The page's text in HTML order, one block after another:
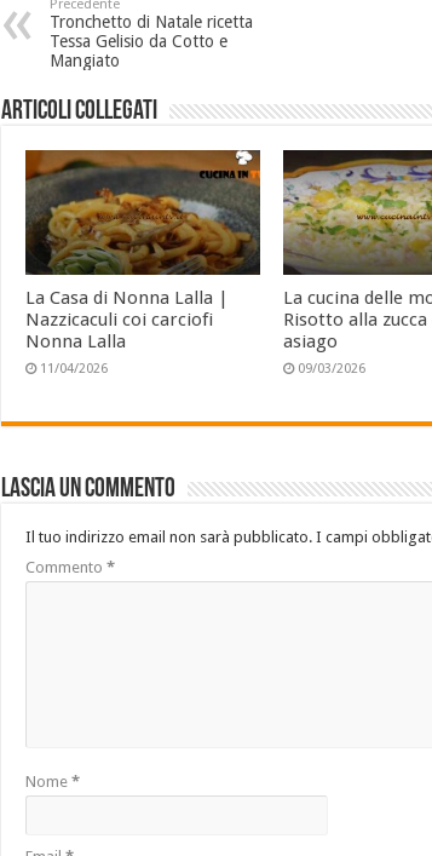
Precedente
Tronchetto di Natale ricetta
Tessa Gelisio da Cotto e
Mangiato
Articoli collegati
La Casa di Nonna Lalla |
Nazzicaculi coi carciofi
Nonna Lalla
11/04/2026
La cucina delle
Risotto alla zucca
asiago
09/03/2026
Lascia un commento
Il tuo indirizzo email non sarà pubblicato. I campi
Commento *
Nome *